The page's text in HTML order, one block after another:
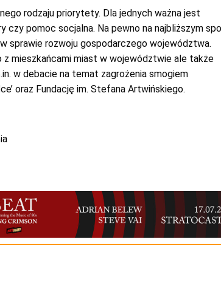
rodzaju priorytety. Dla jednych ważna jest
czy pomoc socjalna. Na pewno na najbliższym
sprawie rozwoju gospodarczego województwa.
z mieszkańcami miast w województwie ale także
w debacie na temat zagrożenia smogiem
oraz Fundację im. Stefana Artwińskiego.